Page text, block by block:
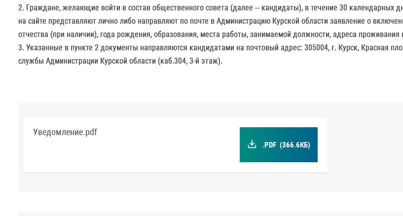
2. Граждане, желающие войти в состав общественного совета (далее – кандидаты), в течение 30 календарных
на сайте представляют лично либо направляют по почте в Администрацию Курской области заявление о
отчества (при наличии), года рождения, образования, места работы, занимаемой должности, адреса проживания
3. Указанные в пункте 2 документы направляются кандидатами на почтовый адрес: 305004, г. Курск, Красная
службы Администрации Курской области (каб.304, 3-й этаж).
Уведомление.pdf
.PDF (366.6КБ)